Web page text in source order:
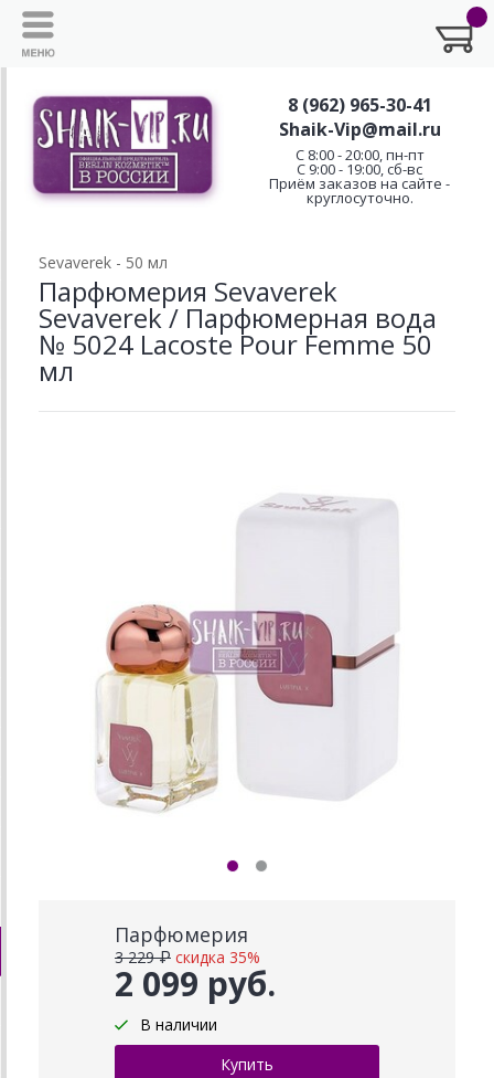
8 (962) 965-30-41
Shaik-Vip@mail.ru
C 8:00 - 20:00, пн-пт
С 9:00 - 19:00, сб-вс
Приём заказов на сайте -
круглосуточно.
Sevaverek - 50 мл
Парфюмерия Sevaverek
Sevaverek / Парфюмерная вода
№ 5024 Lacoste Pour Femme 50
мл
Парфюмерия
2 099 руб.
3 229 ₽ скидка 35%
В наличии